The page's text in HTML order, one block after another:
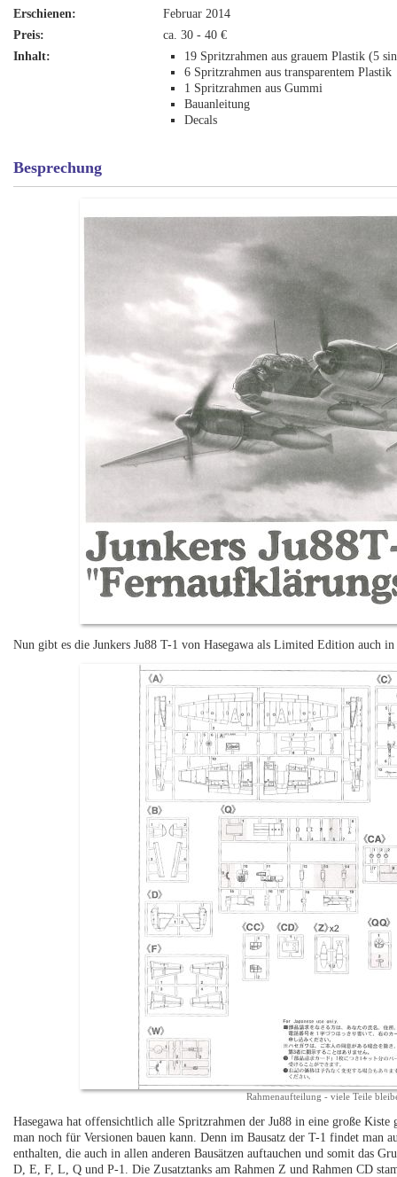
Erschienen:
Februar 2014
Preis:
ca. 30 - 40 €
Inhalt:
19 Spritzrahmen aus grauem Plastik (5
6 Spritzrahmen aus transparentem Plastik
1 Spritzrahmen aus Gummi
Bauanleitung
Decals
Besprechung
Nun gibt es die Junkers Ju88 T-1 von Hasegawa als Limited Edition auch in
Rahmenaufteilung - viele Teile
Hasegawa hat offensichtlich alle Spritzrahmen der Ju88 in eine große Kiste
man noch für Versionen bauen kann. Denn im Bausatz der T-1 findet man
enthalten, die auch in allen anderen Bausätzen auftauchen und somit das
D, E, F, L, Q und P-1. Die Zusatztanks am Rahmen Z und Rahmen CD